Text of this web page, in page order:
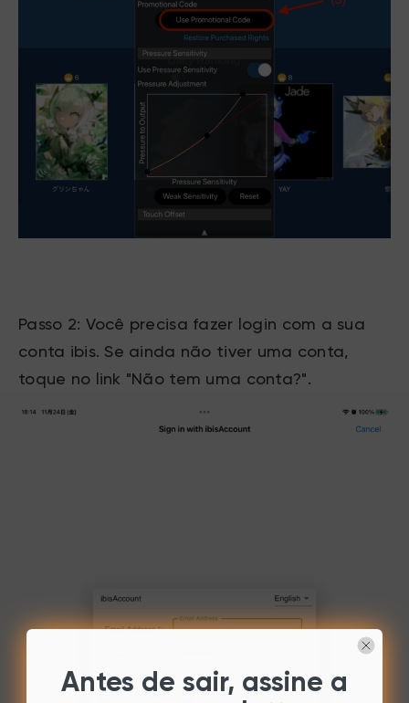
Passo 2: Você precisa fazer login com a sua
conta ibis. Se ainda não tiver uma conta,
toque no link "Não tem uma conta?".
Antes de sair, assine a